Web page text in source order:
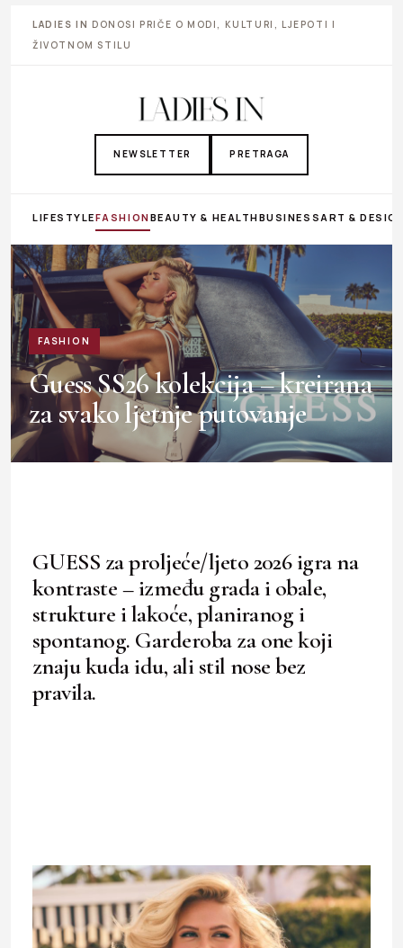
LADIES IN DONOSI PRIČE O MODI, KULTURI, LJEPOTI I
ŽIVOTNOM STILU
NEWSLETTER PRETRAGA
LIFESTYLEFASHIONBEAUTY & HEALTHBUSINESS ART &
FASHION
Guess SS26 kolekcija – kreirana
za svako ljetnje putovanje
GUESS za proljeće/ljeto 2026 igra na
kontraste – između grada i obale,
strukture i lakoće, planiranog i
spontanog. Garderoba za one koji
znaju kuda idu, ali stil nose bez
pravila.